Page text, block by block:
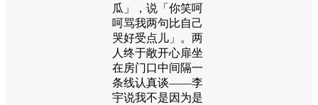
瓜」，说「你笑呵
呵骂我两句比自己
哭好受点儿」。两
人终于敞开心扉坐
在房门口中间隔一
条线认真谈——李
宇说我不是因为是